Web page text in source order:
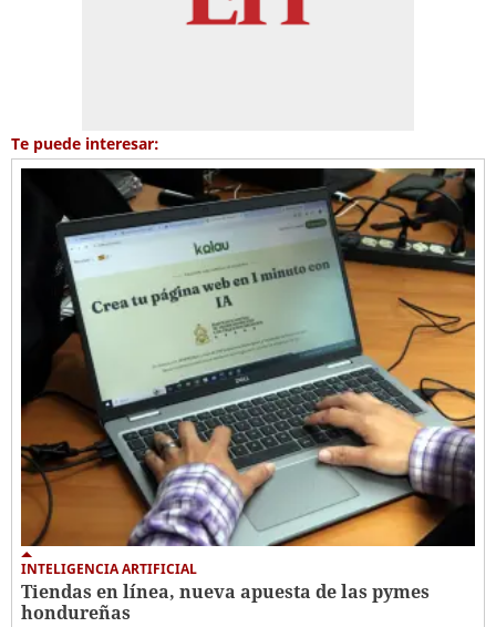
Te puede interesar:
INTELIGENCIA ARTIFICIAL
Tiendas en línea, nueva apuesta de las pymes
hondureñas